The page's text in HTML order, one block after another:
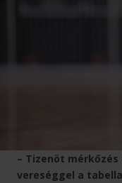
– Tizenöt
vereséggel a